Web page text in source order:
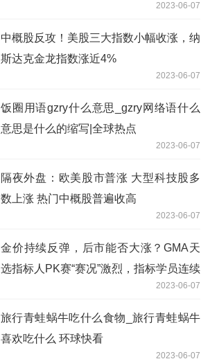
2023-06-07
中概股反攻！美股三大指数小幅收涨，纳
斯达克金龙指数涨近4%
2023-06-07
饭圈用语gzry什么意思_gzry网络语什么
意思是什么的缩写|全球热点
2023-06-07
隔夜外盘：欧美股市普涨 大型科技股多
数上涨 热门中概股普遍收高
2023-06-07
金价持续反弹，后市能否大涨？GMA天
选指标人PK赛“赛况”激烈，指标学员连续
霸占双榜首3天，盈利近10w美元，今天
即将翻仓？点击查下最新排行榜>>>
2023-06-07
旅行青蛙蜗牛吃什么食物_旅行青蛙蜗牛
喜欢吃什么 环球快看
2023-06-07